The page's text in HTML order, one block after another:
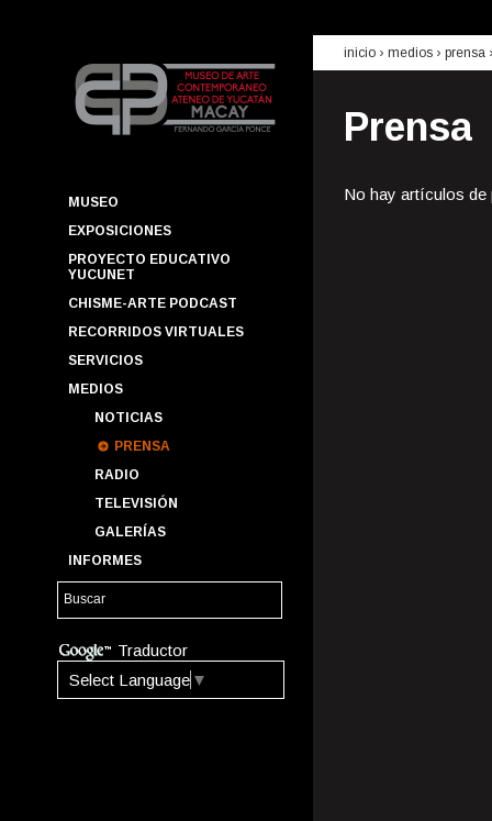
MUSEO
EXPOSICIONES
PROYECTO EDUCATIVO
YUCUNET
CHISME-ARTE PODCAST
RECORRIDOS VIRTUALES
SERVICIOS
MEDIOS
NOTICIAS
PRENSA
RADIO
TELEVISIÓN
GALERÍAS
INFORMES
Traductor
Select Language ▼
inicio › medios › prensa
Prensa
No hay artículos de